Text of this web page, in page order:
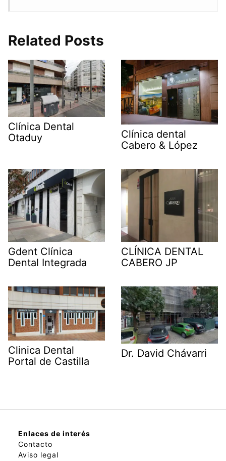
Related Posts
Clínica Dental
Otaduy
Clínica dental
Cabero & López
Gdent Clínica
Dental Integrada
CLÍNICA DENTAL
CABERO JP
Clinica Dental
Portal de Castilla
Dr. David Chávarri
Enlaces de interés
Contacto
Aviso legal